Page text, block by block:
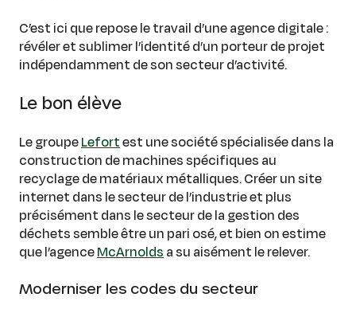
C’est ici que repose le travail d’une agence digitale :
révéler et sublimer l’identité d’un porteur de projet
indépendamment de son secteur d’activité.
Le bon élève
Le groupeLefortest une société spécialisée dans la
construction de machines spécifiques au
recyclage de matériaux métalliques. Créer un site
internet dans le secteur de l’industrie et plus
précisément dans le secteur de la gestion des
déchets semble être un pari osé, et bien on estime
que l’agenceMcArnolds a su aisément le relever.
Moderniser les codes du secteur